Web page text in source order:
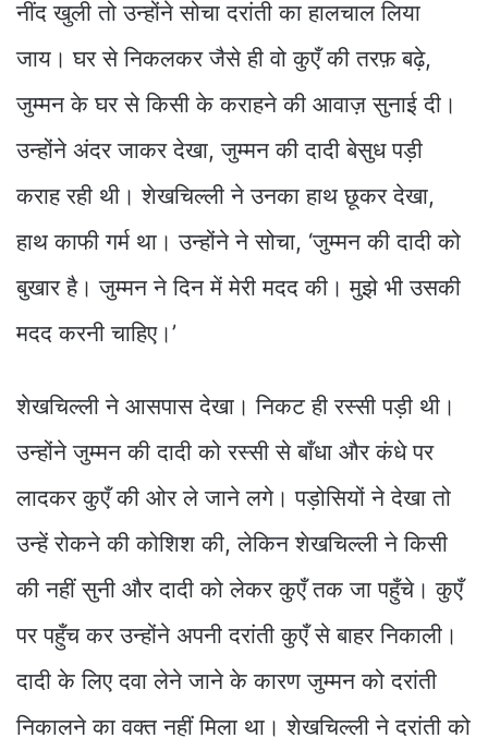
नींद खुली तो उन्होंने सोचा दरांती का हालचाल लिया
जाय। घर से निकलकर जैसे ही वो कुएँ की तरफ़ बढ़े,
जुम्मन के घर से किसी के कराहने की आवाज़ सुनाई दी।
उन्होंने अंदर जाकर देखा, जुम्मन की दादी बेसुध पड़ी
कराह रही थी। शेखचिल्ली ने उनका हाथ छूकर देखा,
हाथ काफी गर्म था। उन्होंने ने सोचा, ‘जुम्मन की दादी को
बुखार है। जुम्मन ने दिन में मेरी मदद की। मुझे भी उसकी
मदद करनी चाहिए।’
शेखचिल्ली ने आसपास देखा। निकट ही रस्सी पड़ी थी।
उन्होंने जुम्मन की दादी को रस्सी से बाँधा और कंधे पर
लादकर कुएँ की ओर ले जाने लगे। पड़ोसियों ने देखा तो
उन्हें रोकने की कोशिश की, लेकिन शेखचिल्ली ने किसी
की नहीं सुनी और दादी को लेकर कुएँ तक जा पहुँचे। कुएँ
पर पहुँच कर उन्होंने अपनी दरांती कुएँ से बाहर निकाली।
दादी के लिए दवा लेने जाने के कारण जुम्मन को दरांती
निकालने का वक्त नहीं मिला था। शेखचिल्ली ने दरांती को